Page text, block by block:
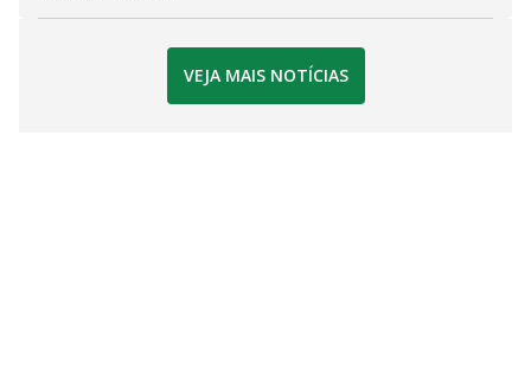
VEJA MAIS NOTÍCIAS